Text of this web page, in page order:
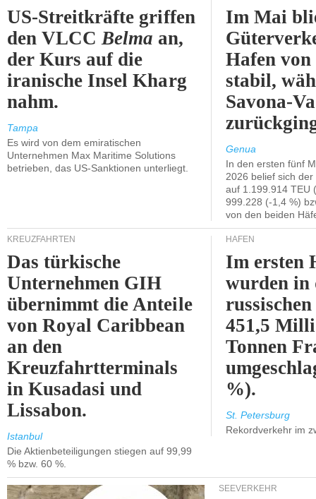
US-Streitkräfte griffen
den VLCCBelma an,
der Kurs auf die
iranische Insel Kharg
nahm.
Tampa
Es wird von dem emiratischen
Unternehmen Max Maritime Solutions
betrieben, das US-Sanktionen unterliegt.
Im Mai
Hafen von
stabil,
Savona-
Genua
In den ersten fünf
2026 belief sich
auf 1.199.914 TEU
999.228 (-1,4 %)
von den beiden
KREUZFAHRTEN
Das türkische
Unternehmen GIH
übernimmt die Anteile
von Royal Caribbean
an den
Kreuzfahrtterminals
in Kusadasi und
Lissabon.
Istanbul
Die Aktienbeteiligungen stiegen auf 99,99
% bzw. 60 %.
HÄFEN
Im ersten
wurden in
451,5
Tonnen
%).
St. Petersburg
Rekordverkehr im
SEEVERKEHR